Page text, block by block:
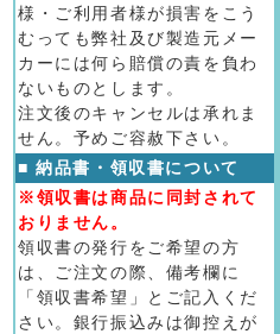
様・ご利用者様が損害をこう
むっても弊社及び製造元メー
カーには何ら賠償の責を負わ
ないものとします。
注文後のキャンセルは承れま
せん。予めご容赦下さい。
■ 納品書・領収書について
※領収書は商品に同封されて
おりません。
領収書の発行をご希望の方
は、ご注文の際、備考欄に
「領収書希望」とご記入くだ
さい。銀行振込みは御控えが